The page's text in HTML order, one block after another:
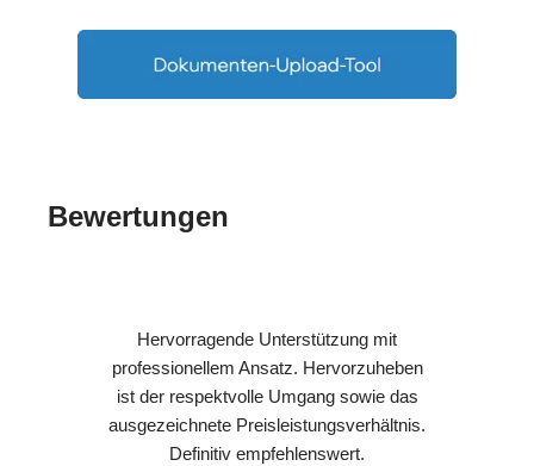
Bewertungen
Hervorragende Unterstützung mit
professionellem Ansatz. Hervorzuheben
ist der respektvolle Umgang sowie das
ausgezeichnete Preisleistungsverhältnis.
Definitiv empfehlenswert.